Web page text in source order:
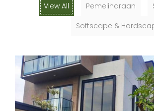
View All Pemeliharaan
Softscape &